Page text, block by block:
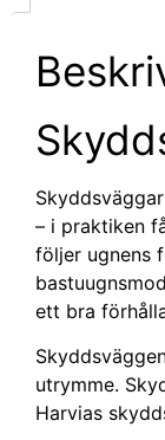
– i praktiken
följer ugnens
ett bra
utrymme.
Harvias